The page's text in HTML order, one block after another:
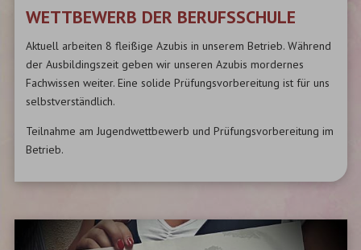
WETTBEWERB DER BERUFSSCHULE
Aktuell arbeiten 8 fleißige Azubis in unserem Betrieb. Während
der Ausbildingszeit geben wir unseren Azubis mordernes
Fachwissen weiter. Eine solide Prüfungsvorbereitung ist für uns
selbstverständlich.
Teilnahme am Jugendwettbewerb und Prüfungsvorbereitung im
Betrieb.